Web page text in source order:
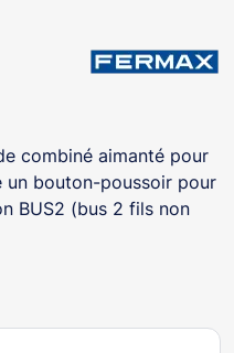
combiné aimanté pour
un bouton-poussoir pour
BUS2 (bus 2 fils non